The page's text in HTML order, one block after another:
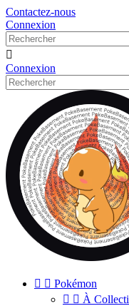
Contactez-nous
Connexion

Connexion
  Pokémon
  À